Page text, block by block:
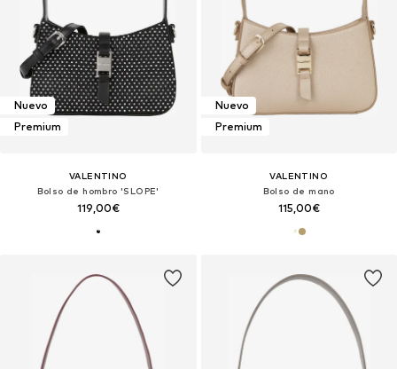
Nuevo
Premium
VALENTINO
Bolso de hombro 'SLOPE'
119,00€
Nuevo
Premium
VALENTINO
Bolso de mano
115,00€